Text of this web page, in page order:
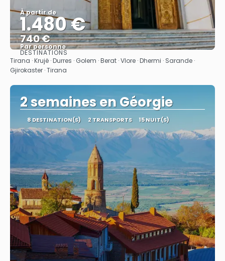
À partir de
1.480 €
740 €
Par personne
Afficher
DESTINATIONS
Tirana · Krujë · Durres · Golem · Berat · Vlore · Dhermi · Sarande ·
Gjirokaster · Tirana
2 semaines en Géorgie
8 DESTINATION(S) 2 TRANSPORTS 15 NUIT(S)